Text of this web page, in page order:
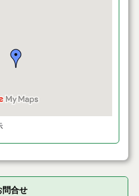
問合せ